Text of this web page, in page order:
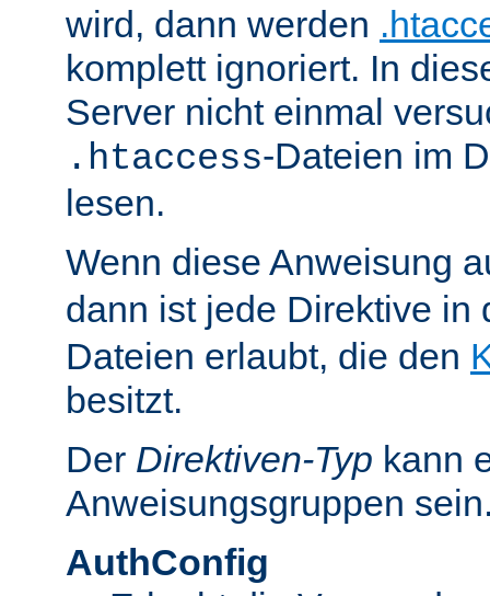
wird, dann werden
komplett ignoriert. In
Server nicht einmal
.htaccess-Dateien im
lesen.
Wenn diese Anweisung
dann ist jede Direktive in
Dateien erlaubt, die den
besitzt.
Der Direktiven-Typ kann
Anweisungsgruppen
AuthConfig